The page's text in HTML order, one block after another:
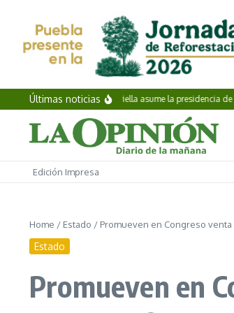
Saltar al contenido
Últimas noticias
Abelardo de la Espriella asume la presidencia de
Edición Impresa
Home / Estado / Promueven en Congreso
Estado
Promueven en